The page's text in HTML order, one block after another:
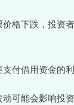
格下跌，投资
付借用资金的利
可能会影响投资